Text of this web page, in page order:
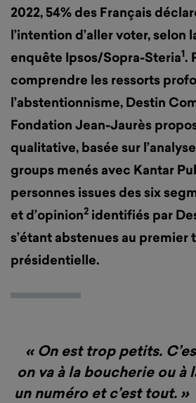
2022, 54% des Français
l’intention d’aller voter, selon
enquête Ipsos/Sopra-Steria1.
comprendre les ressorts
l’abstentionnisme, Destin
Fondation Jean-Jaurès
qualitative, basée sur
groups menés avec Kantar
personnes issues des six
et d’opinion2 identifiés par
s’étant abstenues au premier
présidentielle.
« On est trop petits.
on va à la boucherie ou à
un numéro et c’est tout.